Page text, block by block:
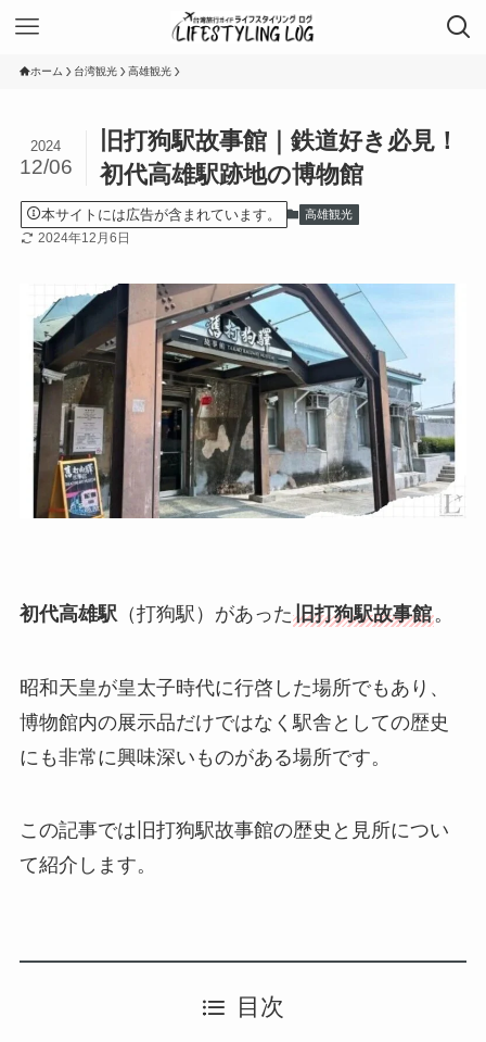
ホーム 台湾観光 高雄観光
旧打狗駅故事館｜鉄道好き必見！
初代高雄駅跡地の博物館
2024
12/06
本サイトには広告が含まれています。 高雄観光
2024年12月6日
初代高雄駅 （打狗駅）があった旧打狗駅故事館。
昭和天皇が皇太子時代に行啓した場所でもあり、
博物館内の展示品だけではなく駅舎としての歴史
にも非常に興味深いものがある場所です。
この記事では旧打狗駅故事館の歴史と見所につい
て紹介します。
目次